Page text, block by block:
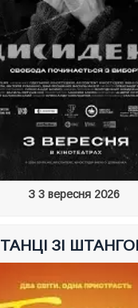
З 3 вересня 2026
ТАНЦІ ЗІ